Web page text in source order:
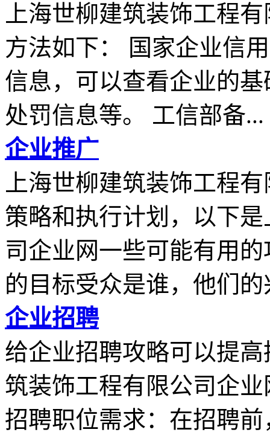
上海世柳建筑装饰工程
方法如下： 国家企业信
信息，可以查看企业的
处罚信息等。 工信部备...
企业推广
上海世柳建筑装饰工程
策略和执行计划，以下
司企业网一些可能有用
的目标受众是谁，他们的
企业招聘
给企业招聘攻略可以提
筑装饰工程有限公司企
招聘职位需求：在招聘